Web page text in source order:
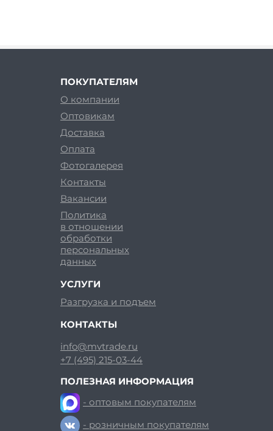
ПОКУПАТЕЛЯМ
О компании
Оптовикам
Доставка
Оплата
Фотогалерея
Контакты
Вакансии
Политика
в отношении
обработки
персональных
данных
УСЛУГИ
Разгрузка и подъем
КОНТАКТЫ
info@mvtrade.ru
+7 (495) 215-03-44
ПОЛЕЗНАЯ ИНФОРМАЦИЯ
- оптовым покупателям
- розничным покупателям